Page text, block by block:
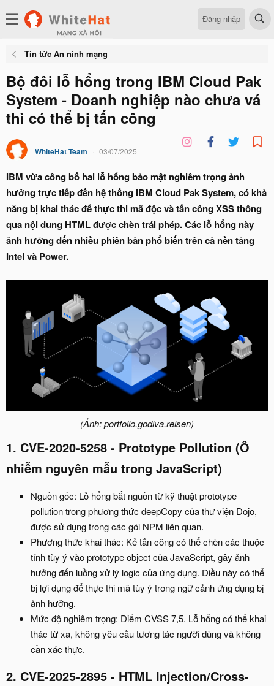
Đăng nhập
Tin tức An ninh mạng
Bộ đôi lỗ hổng trong IBM Cloud Pak
System - Doanh nghiệp nào chưa vá
thì có thể bị tấn công
WhiteHat Team 03/07/2025
IBM vừa công bố hai lỗ hổng bảo mật nghiêm trọng ảnh
hưởng trực tiếp đến hệ thống IBM Cloud Pak System, có khả
năng bị khai thác để thực thi mã độc và tấn công XSS thông
qua nội dung HTML được chèn trái phép. Các lỗ hổng này
ảnh hưởng đến nhiều phiên bản phổ biến trên cả nền tảng
Intel và Power.
(Ảnh: portfolio.godiva.reisen)
1. CVE-2020-5258 - Prototype Pollution (Ô
nhiễm nguyên mẫu trong JavaScript)
Nguồn gốc: Lỗ hổng bắt nguồn từ kỹ thuật prototype
pollution trong phương thức deepCopy của thư viện Dojo,
được sử dụng trong các gói NPM liên quan.
Phương thức khai thác: Kẻ tấn công có thể chèn các thuộc
tính tùy ý vào prototype object của JavaScript, gây ảnh
hưởng đến luồng xử lý logic của ứng dụng. Điều này có thể
bị lợi dụng để thực thi mã tùy ý trong ngữ cảnh ứng dụng bị
ảnh hưởng.
Mức độ nghiêm trọng: Điểm CVSS 7,5. Lỗ hổng có thể khai
thác từ xa, không yêu cầu tương tác người dùng và không
cần xác thực.
2. CVE-2025-2895 - HTML Injection/Cross-